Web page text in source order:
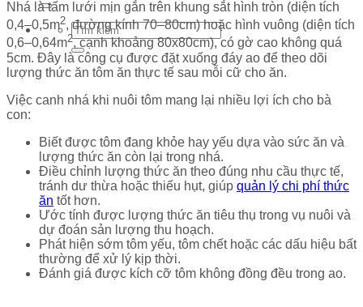
Nhá là tấm lưới mịn gắn trên khung sắt hình tròn (diện tích
0,4–0,5m2, đường kính 70–80cm) hoặc hình vuông (diện tích
0,6–0,64m2, cạnh khoảng 80x80cm), có gờ cao không quá
5cm. Đây là công cụ được đặt xuống đáy ao để theo dõi
lượng thức ăn tôm ăn thực tế sau mỗi cữ cho ăn.
Việc canh nhá khi nuôi tôm mang lại nhiều lợi ích cho bà
con:
Biết được tôm đang khỏe hay yếu dựa vào sức ăn và
lượng thức ăn còn lại trong nhá.
Điều chỉnh lượng thức ăn theo đúng nhu cầu thực tế,
tránh dư thừa hoặc thiếu hụt, giúp quản lý chi phí thức
ăn tốt hơn.
Ước tính được lượng thức ăn tiêu thụ trong vụ nuôi và
dự đoán sản lượng thu hoạch.
Phát hiện sớm tôm yếu, tôm chết hoặc các dấu hiệu bất
thường để xử lý kịp thời.
Đánh giá được kích cỡ tôm không đồng đều trong ao.